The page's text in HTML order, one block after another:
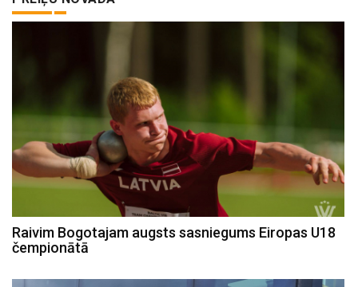
Raivim Bogotajam augsts sasniegums Eiropas U18
čempionātā